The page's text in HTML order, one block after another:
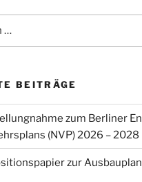
BEITRÄGE
zum Berliner
(NVP) 2026 – 2028
zur